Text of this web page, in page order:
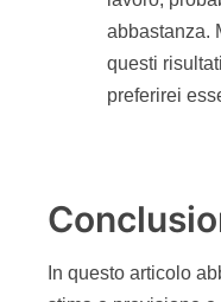
abbastanza.
questi
preferirei
In questo articolo